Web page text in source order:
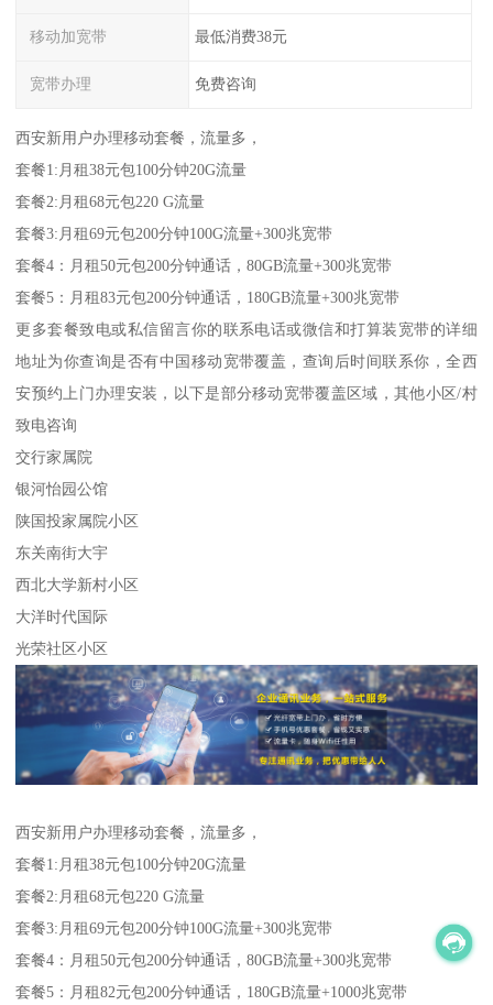
移动加宽带 最低消费38元
宽带办理 免费咨询
西安新用户办理移动套餐，流量多，
套餐1:月租38元包100分钟20G流量
套餐2:月租68元包220 G流量
套餐3:月租69元包200分钟100G流量+300兆宽带
套餐4：月租50元包200分钟通话，80GB流量+300兆宽带
套餐5：月租83元包200分钟通话，180GB流量+300兆宽带
更多套餐致电或私信留言你的联系电话或微信和打算装宽带的详细
地址为你查询是否有中国移动宽带覆盖，查询后时间联系你，全西
安预约上门办理安装，以下是部分移动宽带覆盖区域，其他小区/村
致电咨询
交行家属院
银河怡园公馆
陕国投家属院小区
东关南街大宇
西北大学新村小区
大洋时代国际
光荣社区小区
西安新用户办理移动套餐，流量多，
套餐1:月租38元包100分钟20G流量
套餐2:月租68元包220 G流量
套餐3:月租69元包200分钟100G流量+300兆宽带
套餐4：月租50元包200分钟通话，80GB流量+300兆宽带
套餐5：月租82元包200分钟通话，180GB流量+1000兆宽带